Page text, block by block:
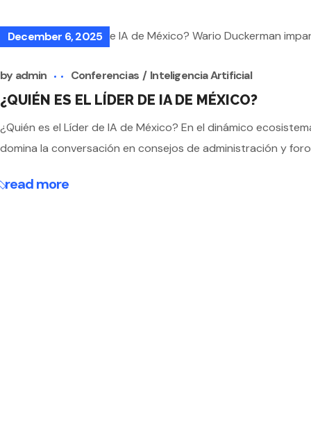
December 6, 2025
by admin Conferencias Inteligencia Artificial
¿QUIÉN ES EL LÍDER DE IA DE MÉXICO?
¿Quién es el Líder de IA de México? En el dinámico
domina la conversación en consejos de administración y
read more